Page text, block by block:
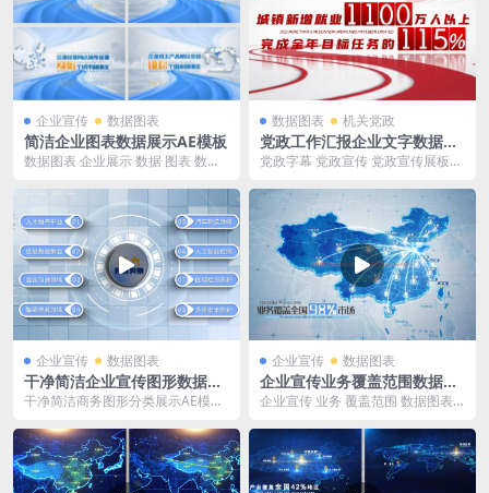
企业宣传 数据图表
简洁企业图表数据展示AE模板
数据图表 企业展示 数据 图表 数据
据 简...
数据图表 机关党政
党政工作汇报企业文字数据展
示AE模板
党政字幕 党政宣传 党政宣传展板
素：192...
企业宣传 数据图表
干净简洁企业宣传图形数据分
类展示AE模板
干净简洁商务图形分类展示AE模板
04M ...
企业宣传 数据图表
企业宣传业务覆盖范围数据图
表演示AE模板
企业宣传 业务 覆盖范围 数据图表
据展示...